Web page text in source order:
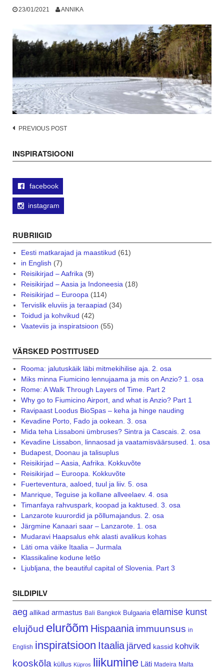
23/01/2021 ANNIKA
Post
PREVIOUS POST
INSPIRATSIOONI
facebook
instagram
RUBRIIGID
Eesti matkarajad ja maastikud (61)
in English (7)
Reisikirjad – Aafrika (9)
Reisikirjad – Aasia ja Indoneesia (18)
Reisikirjad – Euroopa (114)
Tervislik eluviis ja teraapiad (34)
Toidud ja kohvikud (42)
Vaateviis ja inspiratsioon (55)
VÄRSKED POSTITUSED
Rooma: jalutuskäik läbi mitmekihilise aja. 2. osa
Miks minna Fiumicino lennujaama ja mis on Anzio? 1. osa
Rome: A Walk Through Layers of Time. Part 2
Why go to Fiumicino Airport, and what is Anzio? Part 1
Ravipaast Loodus BioSpas – keha ja hinge nauding
Kevadine Porto, Fado ja ookean. 3. osa
Mida teha Lissaboni ümbruses? Sintra ja Cascais. 2. osa
Kevadine Lissabon, linnaosad ja vaatamisväärsused. 1. osa
Budapest, Doonau ja talisuplus
Reisikirjad – Aasia, Aafrika. Kokkuvõte
Reisikirjad – Euroopa. Kokkuvõte
Fuerteventura, aaloed, tuul ja liiv. 5. osa
Manrique, Teguise ja kollane allveelaev. 4. osa
Timanfaya rahvuspark, koopad ja kaktused. 3. osa
Lanzarote kuurordid ja põllumajandus. 2. osa
Järgmine Kanaari saar – Lanzarote. 1. osa
Mudaravi Haapsalus ehk alasti avalikus kohas
Läti oma väike Itaalia – Jurmala
Klassikaline kodune letšo
Ljubljana, the beautiful capital of Slovenia. Part 3
SILDIPILV
aeg allikad armastus Bali Bangkok Bulgaaria elamise kunst
elujõud elurõõm Hispaania immuunsus in
English inspiratsioon Itaalia järved kassid kohvik
kooskõla küllus Küpros liikumine Läti Madeira Malta